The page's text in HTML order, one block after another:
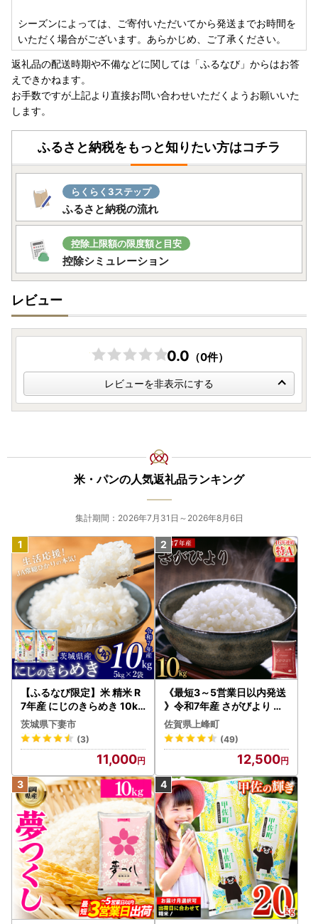
シーズンによっては、ご寄付いただいてから発送までお時間を
いただく場合がございます。あらかじめ、ご了承ください。
返礼品の配送時期や不備などに関しては「ふるなび」からはお答
えできかねます。
お手数ですが上記より直接お問い合わせいただくようお願いいた
します。
ふるさと納税をもっと知りたい方はコチラ
らくらく3ステップ
ふるさと納税の流れ
控除上限額の限度額と目安
控除シミュレーション
レビュー
0.0 （0件）
レビューを非表示にする
米・パンの人気返礼品ランキング
集計期間：2026年7月31日～2026年8月6日
【ふるなび限定】米 精米 R
7年産 にじのきらめき 10kg
10月 FN-Limited-PR
茨城県下妻市
(3)
11,000
《最短3～5営業日以内発送
》令和7年産 さがびより 佐
賀県産（精米）10kg
佐賀県上峰町
(49)
12,500